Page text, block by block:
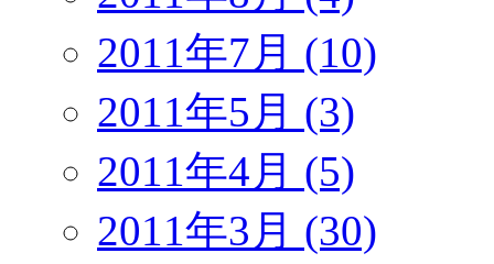
2011年7月 (10)
2011年5月 (3)
2011年4月 (5)
2011年3月 (30)